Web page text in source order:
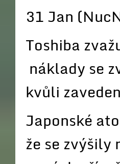
31 Jan
Toshiba
náklady se
kvůli
Japonské
že se